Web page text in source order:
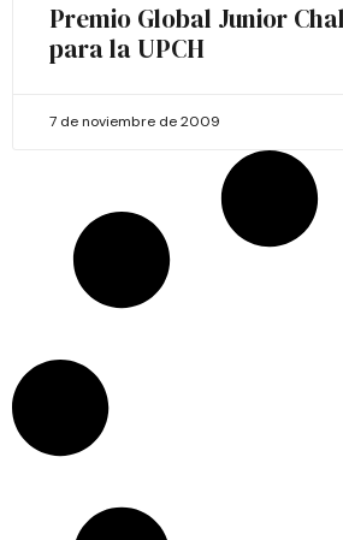
Premio Global Junior
para la UPCH
7 de noviembre de 2009